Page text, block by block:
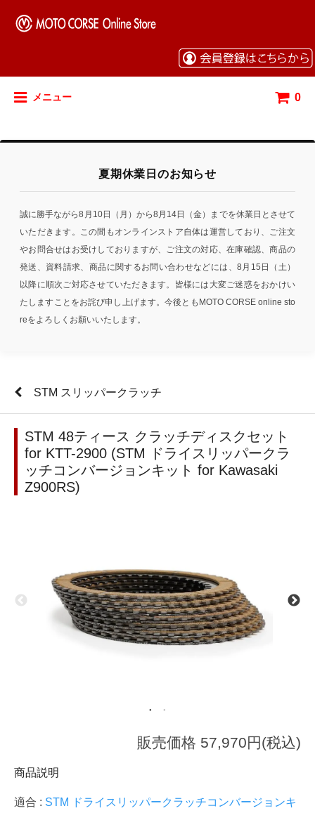
メニュー 0
夏期休業日のお知らせ
誠に勝手ながら8月10日（月）から8月14日（金）までを休業日とさせて
いただきます。この間もオンラインストア自体は運営しており、ご注文
やお問合せはお受けしておりますが、ご注文の対応、在庫確認、商品の
発送、資料請求、商品に関するお問い合わせなどには、8月15日（土）
以降に順次ご対応させていただきます。皆様には大変ご迷惑をおかけい
たしますことをお詫び申し上げます。今後ともMOTO CORSE online sto
reをよろしくお願いいたします。
STM スリッパークラッチ
STM 48ティース クラッチディスクセット
for KTT-2900 (STM ドライスリッパークラ
ッチコンバージョンキット for Kawasaki
Z900RS)
販売価格 57,970円(税込)
商品説明
適合 : STM ドライスリッパークラッチコンバージョンキ